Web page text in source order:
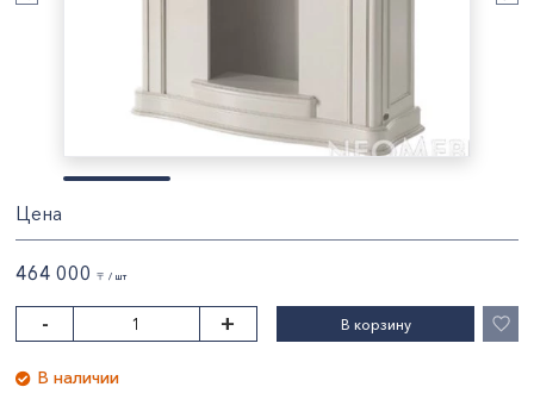
Цена
464 000 〒 / шт
- + В корзину
В наличии